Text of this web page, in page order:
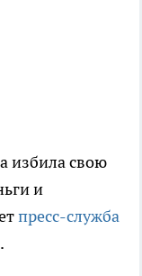
избила свою
и
пресс-служба
.